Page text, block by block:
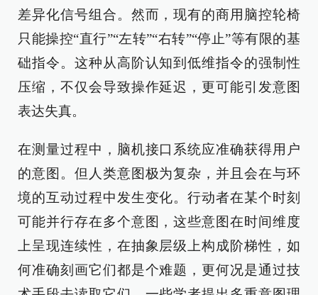
差异化信号组合。然而，现有的商用脑控轮椅
只能操控“直行”“左转”“右转”“停止”等有限的基
础指令。这种从高阶认知到低维指令的强制性
压缩，不仅会导致操作延迟，更可能引发意图
表达失真。
在测量过程中，脑机接口系统应准确获得用户
的意图。但人类意图极为复杂，并且会在与环
境的互动过程中发生变化。行动者在某个时刻
可能并行存在多个意图，这些意图在时间维度
上呈现连续性，在抽象层级上构成阶梯性，如
何准确刻画它们都是个难题，更何况是通过技